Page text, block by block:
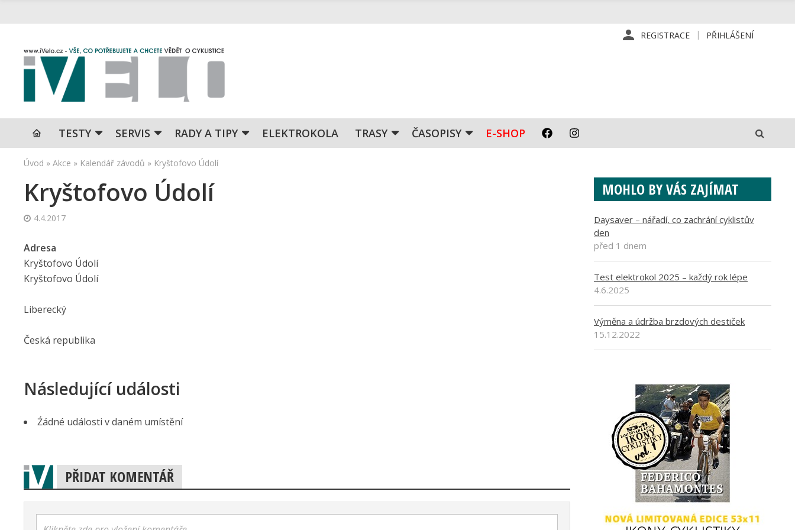
REGISTRACE PŘIHLÁŠENÍ
TESTY SERVIS RADY A TIPY ELEKTROKOLA TRASY ČASOPISY E-SHOP
Úvod » Akce » Kalendář závodů » Kryštofovo Údolí
Kryštofovo Údolí
4.4.2017
Adresa
Kryštofovo Údolí
Kryštofovo Údolí
Liberecký
Česká republika
Následující události
Źádné události v daném umístění
PŘIDAT KOMENTÁŘ
MOHLO BY VÁS ZAJÍMAT
Daysaver – nářadí, co zachrání cyklistův
den
před 1 dnem
Test elektrokol 2025 – každý rok lépe
4.6.2025
Výměna a údržba brzdových destiček
15.12.2022